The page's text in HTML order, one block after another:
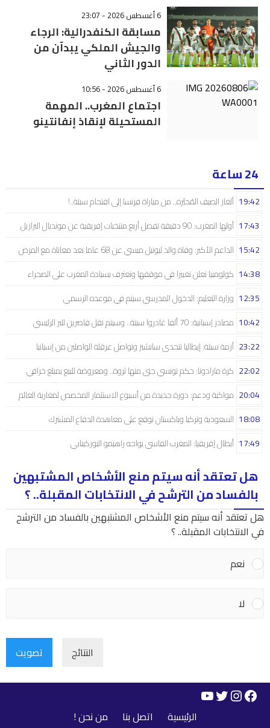
6 أغسطس 2026 - 23:07
مسابقة الكنفدرالية: الرجاء
والجيش الملكي يبدآن من
الدور الثاني
6 أغسطس 2026 - 10:56
اجتماع المغرب.. المهمة
المستحيلة لإنقاذ إنفانتينو
24 ساعة
ألغاز الصيف المُحيّرة.. من مباراة فرنسا إلى اقتحام سبتة..! 19:42
أولها المغرب: 90 دقيقة تفصل أربع منتخبات إفريقية عن مونديال البرازيل 17:43
الداعم الأكبر: وفاة والد ليونيل ميسي عن 68 عاما بعد معاناة مع المرض 15:42
كولومبيا تعلن تغييرا في موقفها وتعترف بسيادة المغرب على الصحراء 14:38
وزارة التعليم: الدخول المدرسي سیتم في موعده الرسمي 12:35
مصادر إسبانية: 70 ألفا غادروا سبتة.. وسيتم نقل قاصرين للبر الرئيسي 10:42
أزمة سبتة: إيطاليا تتحدى سانشيز وتواصل عرقلة الواصلين من إسبانيا 23:22
كرة مارادونا: حكم تونسي جنى منها ثروة.. ومعروضة للبيع بمبلغ خرافي 22:02
مواكبة ودعم: دورة جديدة من أسبوع الاستثمار المخصص لمغاربة العالم 20:04
السعودية وتركيا وباكستان توقع على معاهدة الدفاع المشترك 18:08
أبطال إفريقيا: المغرب الفاسي يواجه راهيمو البوركينابي 17:49
هل تعتقد أنه سيتم منع الأشخاص المشتبهين
بالفساد من الترشح في الانتخابات المقبلة.. ؟
هل تعتقد أنه سيتم منع الأشخاص المشتبهين بالفساد من الترشح
في الانتخابات المقبلة.. ؟
نعم
لا
النتائج تصويت
Facebook
Instagram
Twitter
YouTube
الرئيسية اتصل بنا من نحن !